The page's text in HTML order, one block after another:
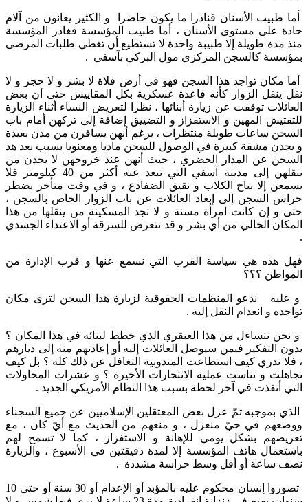
أما طبيب الأسنان فنادرا ما يكون حاضرا و الكثير يعانون من آلام
حادة على مستوى الأسنان ، أما طبيب المؤسسة فغادر المؤسسة
منذ مدة طويلة إلا طبيبة واحدة لا تستطيع أن تغطي طلبات المرضى
بمؤسسة كالسجن المركزي مول البركي بآسفي .
أما مكان تواجد هذا السجن فهو في أرض فلاة لا بشر و لا حجر و لا
نقل ينقل الزوار كأنه قاعدة عسكرية بكل المقاييس حتى أن بعض
العائلات توقفت عن زيارة أبنائها ، نظرا لتعريض النساء أثناء الزيارة
للتفتيش المهين و الاستفزاز و التضييق إضافة إلى تركهن أمام باب
السجن ساعات طويلة منتظرات ، برغم أنهن يسافرن من مدن بعيدة
و يجدن مشقة كبيرة في الوصول للسجن ماديا ومعنويا بسبب بعد هذ
السجن عن المدار الحضري ، حيث أنهن عند خروجهن لا يجدن من
ينقلهن إلى مدينة آسفي التي تبعد عنه أكثر من 40 كيلومتر فلا
يسمعن إلا نباح الكلاب و نقيق الضفادع ، و في وقت متأخر يضطر
حراس السجن إلى إبعاد العائلات عن باب الزوار الخاص بالسجن ،
حتى و إن كانت امرأة مسنة و لا تجد المسكينة من ينقلها من هذا
المكان الخالي من أي بشر و قد تتعرض للسرقة أو الاعتداء الجسدي
.
فهل هذه هي سياسة القرب التي نسمع عنها و قرب الإدارة من
المواطن ؟؟؟
و عليه ندعو المنظمات الحقوقية لزيارة هذا السجن لترى مكان
تواجده و انعدام النقل إليه .
و نحن نتساءل من هذا العبقري الذي خطط لبنائه في هذا المكان ؟
بدون التفكير فيمن سيوصل العائلات إليه أو إعادتهم منه إلى ديارهم
، فلا ندري كيف استطاعت المندوبية التغافل عن ذلك كله ؟ بل كيف
تجاهلت و تناست عملية الانتحارات الأخيرة ؟ و عشرات المحاولات
التي أنقذت في آخر لحظة بسبب هذا النظام الأمريكي الجديد .
الذي بموجبه تمّ عزل بعض المعتقلين الإسلاميين عن جميع السجناء
ووضعهم في حيّ منعزل ، و منعهم من الحديث مع أيّ كان ، مع
تعريضهم بشكل يومي للإهانة و الاستفزاز ، كما لا تسمح لهم
باستعمال هاتف المؤسسة إلا لمدة دقيقتين في الأسبوع ، والزيارة
نصف ساعة أو أقل وسط حراسة مشددة .
تصوروا إنسان محكوم عليه بالمؤبد أو الإعدام أو 30 سنة أو حتى 10